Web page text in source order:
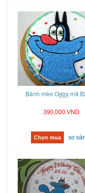
Bánh mèo Oggy mã
390,000 VND
Chọn mua so